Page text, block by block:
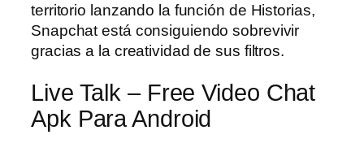
territorio lanzando la función de Historias,
Snapchat está consiguiendo sobrevivir
gracias a la creatividad de sus filtros.
Live Talk – Free Video Chat
Apk Para Android